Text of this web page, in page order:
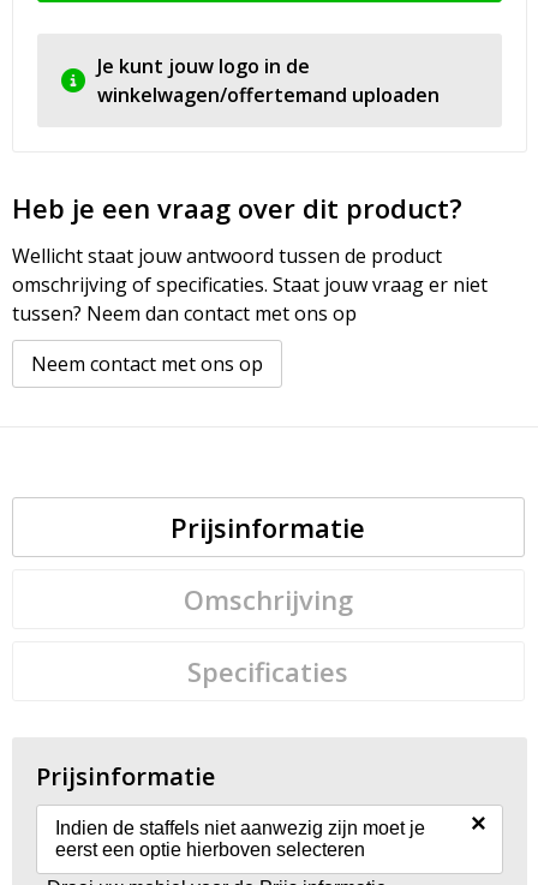
Je kunt jouw logo in de
winkelwagen/offertemand uploaden
Heb je een vraag over dit product?
Wellicht staat jouw antwoord tussen de product
omschrijving of specificaties. Staat jouw vraag er niet
tussen? Neem dan contact met ons op
Neem contact met ons op
Prijsinformatie
Omschrijving
Specificaties
Prijsinformatie
Indien de staffels niet aanwezig zijn moet je
eerst een optie hierboven selecteren
×